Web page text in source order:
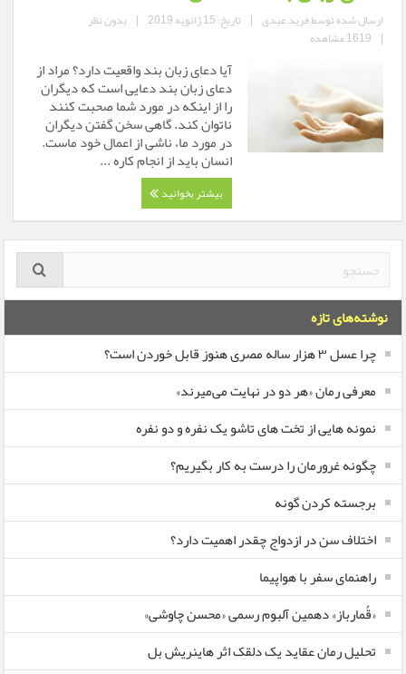
ارسال شده توسطفرید عبدی | تاریخ: 15 ژانویه 2019 | بدون نظر
| 1619 مشاهده
آیا دعای زبان بند واقعیت دارد؟ مراد از
دعای زبان بند دعایی است که دیگران
را از اینکه در مورد شما صحبت کنند
ناتوان کند. گاهی سخن گفتن دیگران
در مورد ما، ناشی از اعمال خود ماست.
انسان باید از انجام کاره ...
بیشتر بخوانید
نوشته‌های تازه
چرا عسل ۳ هزار ساله‌ مصری هنوز قابل خوردن است؟
معرفی رمان «هر دو در نهایت می‌میرند»
نمونه هایی از تخت های تاشو یک نفره و دو نفره
چگونه غرورمان را درست به کار بگیریم؟
برجسته کردن گونه
اختلاف سن در ازدواج چقدر اهمیت دارد؟
راهنمای سفر با هواپیما
«قُمارباز» دهمین آلبوم رسمی «محسن چاوشی»
تحلیل رمان عقاید یک دلقک اثر هاینریش بل